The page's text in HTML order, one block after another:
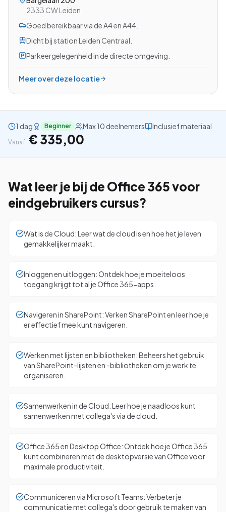
Bel ons: 023-5513409
2333 CWLeiden
Goed bereikbaar via de A4 en A44.
Dicht bij station Leiden Centraal.
Parkeergelegenheid in de directe omgeving.
Meer over deze locatie
1 dag Beginner Max 10 deelnemers Inclusief materiaal
Vanaf € 335,00
Wat leer je bij de Office 365 voor
eindgebruikers cursus?
Wat is de Cloud: Leer wat de cloud is en hoe het je leven
gemakkelijker maakt.
Inloggen en uitloggen: Ontdek hoe je moeiteloos
toegang krijgt tot al je Office 365-apps.
Navigeren in SharePoint: Verken SharePoint en leer hoe je
er effectief mee kunt navigeren.
Werken met lijsten en bibliotheken: Beheers het gebruik
van SharePoint-lijsten en -bibliotheken om je werk te
organiseren.
Samenwerken in de Cloud: Leer hoe je naadloos kunt
samenwerken met collega's via de cloud.
Office 365 en Desktop Office: Ontdek hoe je Office 365
kunt combineren met de desktopversie van Office voor
maximale productiviteit.
Communiceren via Microsoft Teams: Verbeter je
communicatie met collega's door gebruik te maken van